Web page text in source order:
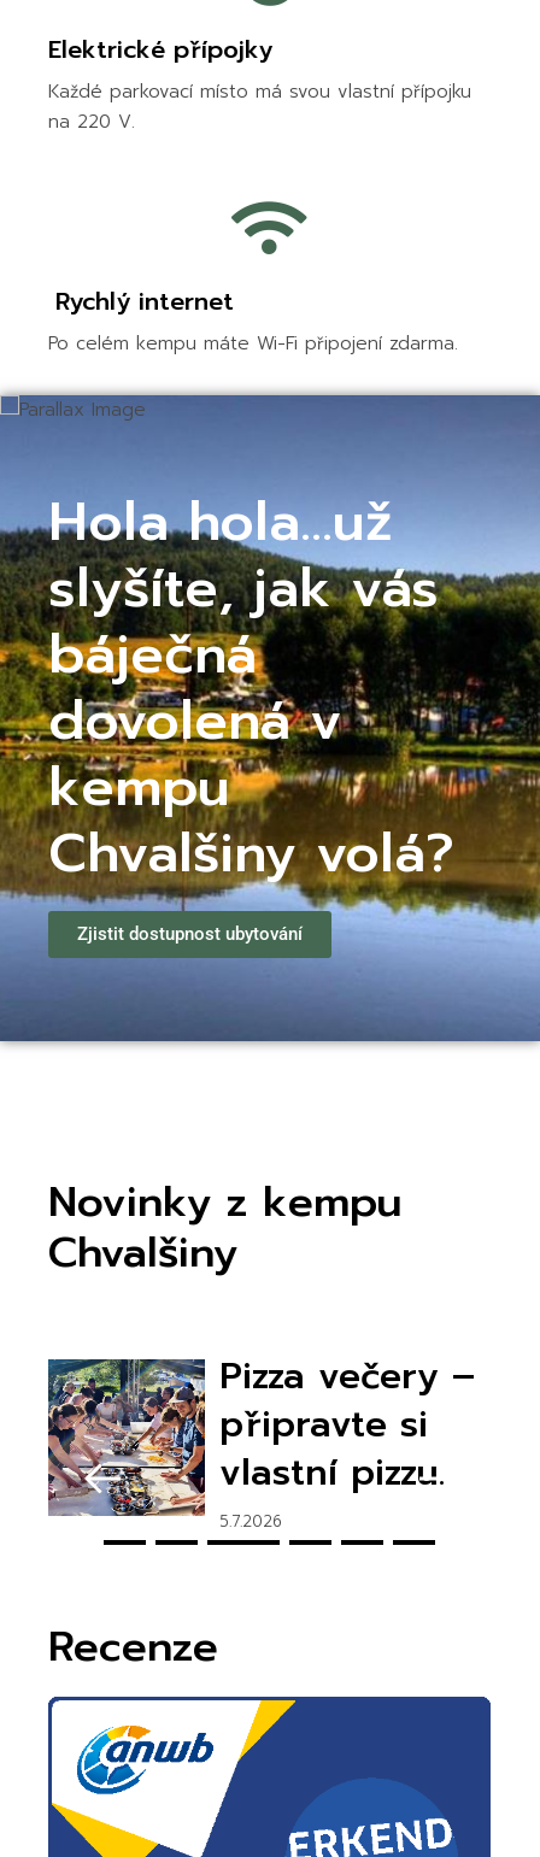
Elektrické přípojky
Každé parkovací místo má svou vlastní přípojku
na 220 V.
Rychlý internet
Po celém kempu máte Wi-Fi připojení zdarma.
Hola hola...už
slyšíte, jak vás
báječná
dovolená v
kempu
Chvalšiny volá?
Zjistit dostupnost ubytování
Novinky z kempu
Chvalšiny
Pizza večery –
připravte si
vlastní pizzu.
5.7.2026
Recenze